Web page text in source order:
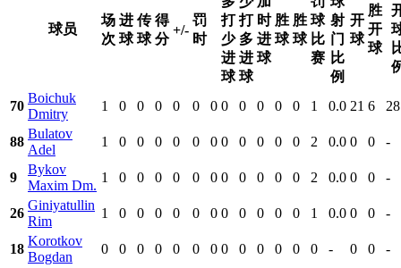
球员
场
次
进
球
传
球
得
分
+/-
罚
时
打
少
进
球
打
多
进
球
时
进
球
胜
球
胜
球
球
比
赛
射
门
比
例
开
球
胜
开
球
70
Boichuk
Dmitry
1 0 0 0 0 0 0 0 0 0 0 0 1 0.0 21 6
88
Bulatov
Adel
1 0 0 0 0 0 0 0 0 0 0 0 2 0.0 0 0 -
9
Bykov
Maxim Dm.
1 0 0 0 0 0 0 0 0 0 0 0 2 0.0 0 0 -
26
Giniyatullin
Rim
1 0 0 0 0 0 0 0 0 0 0 0 1 0.0 0 0 -
18
Korotkov
Bogdan
0 0 0 0 0 0 0 0 0 0 0 0 0 - 0 0 -